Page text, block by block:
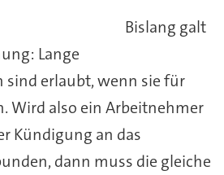
Bislang galt
Lange
erlaubt, wenn sie für
Wird also ein Arbeitnehmer
Kündigung an das
dann muss die gleiche